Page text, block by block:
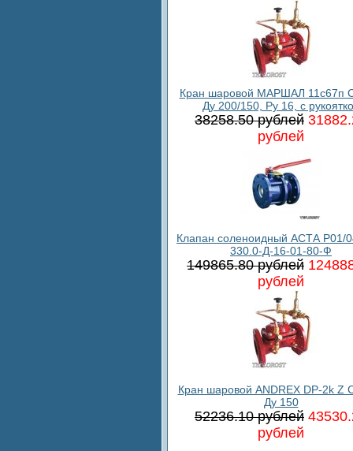
Кран шаровой МАРШАЛ 11с67п
Ду 200/150, Ру 16, с
38258.50 рублей
рублей
Клапан соленоидный АСТА Р01/
330.0-Д-16-01-80-Ф
149865.80 рублей
рублей
Кран шаровой ANDREX DP-2k Z
Ду 150
52236.10 рублей
рублей